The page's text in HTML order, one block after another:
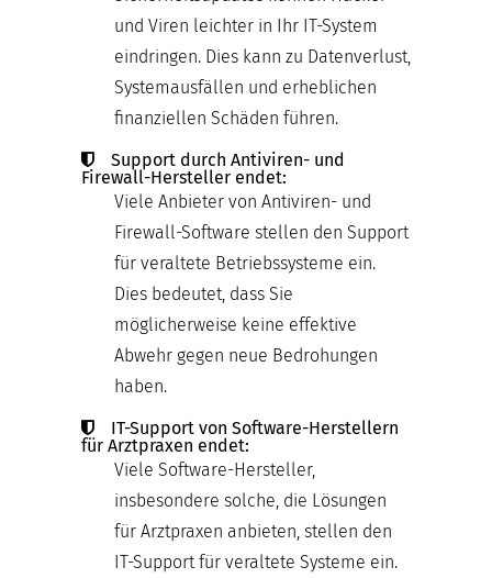
und Viren leichter in Ihr IT-System
eindringen. Dies kann zu Datenverlust,
Systemausfällen und erheblichen
finanziellen Schäden führen.
Support durch Antiviren- und
Firewall-Hersteller endet:
Viele Anbieter von Antiviren- und
Firewall-Software stellen den Support
für veraltete Betriebssysteme ein.
Dies bedeutet, dass Sie
möglicherweise keine effektive
Abwehr gegen neue Bedrohungen
haben.
IT-Support von Software-Herstellern
für Arztpraxen endet:
Viele Software-Hersteller,
insbesondere solche, die Lösungen
für Arztpraxen anbieten, stellen den
IT-Support für veraltete Systeme ein.